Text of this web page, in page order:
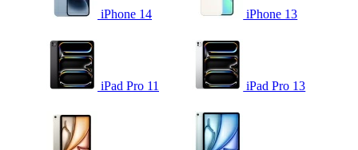
iPhone 14 iPhone 13
iPad Pro 11 iPad Pro 13